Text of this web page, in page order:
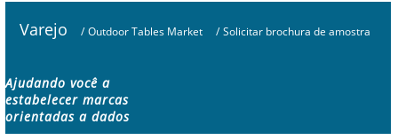
Varejo / Outdoor Tables Market / Solicitar brochura de amostra
Ajudando você a
estabelecer marcas
orientadas a dados